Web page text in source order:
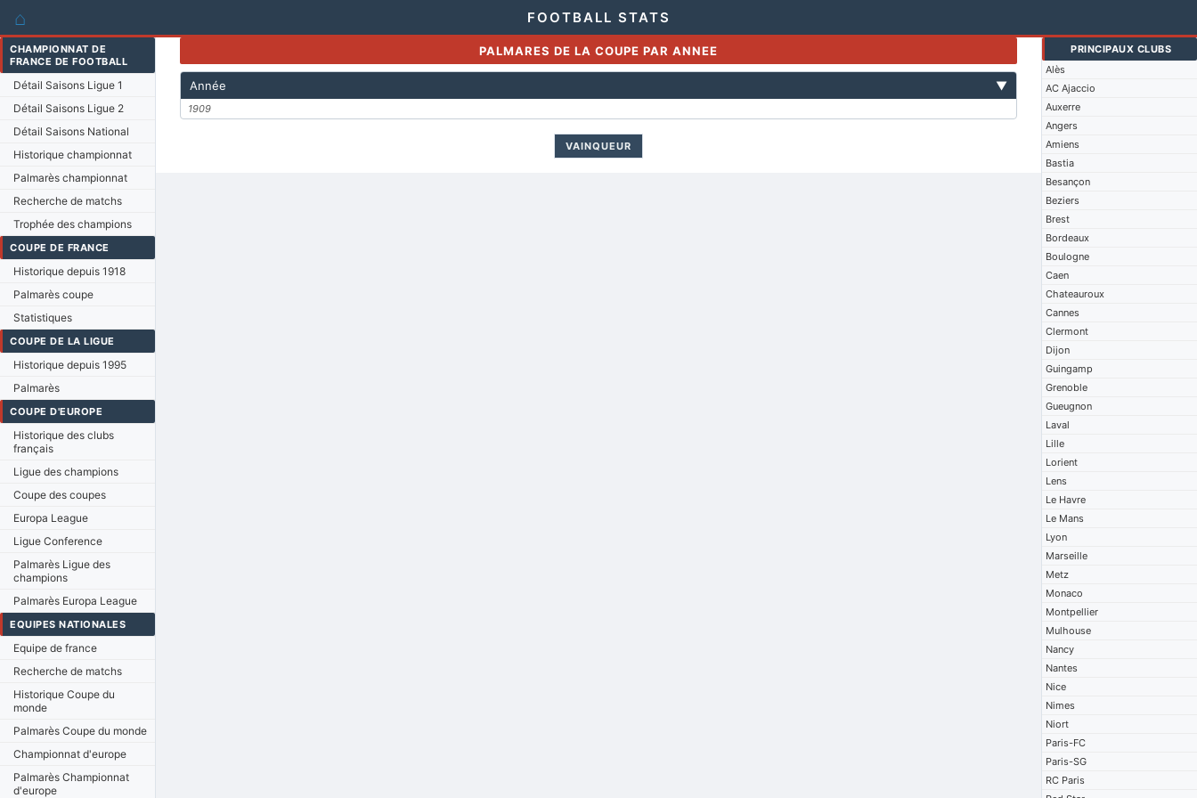
⌂ FOOTBALL STATS
CHAMPIONNAT DE
FRANCE DE FOOTBALL
Détail Saisons Ligue 1
Détail Saisons Ligue 2
Détail Saisons National
Historique championnat
Palmarès championnat
Recherche de matchs
Trophée des champions
COUPE DE FRANCE
Historique depuis 1918
Palmarès coupe
Statistiques
COUPE DE LA LIGUE
Historique depuis 1995
Palmarès
COUPE D'EUROPE
Historique des clubs
français
Ligue des champions
Coupe des coupes
Europa League
Ligue Conference
Palmarès Ligue des
champions
Palmarès Europa League
EQUIPES NATIONALES
Equipe de france
Recherche de matchs
Historique Coupe du
monde
Palmarès Coupe du monde
Championnat d'europe
Palmarès Championnat
d'europe
PRINCIPAUX CLUBS
Alès
AC Ajaccio
Auxerre
Angers
Amiens
Bastia
Besançon
Beziers
Brest
Bordeaux
Boulogne
Caen
Chateauroux
Cannes
Clermont
Dijon
Guingamp
Grenoble
Gueugnon
Laval
Lille
Lorient
Lens
Le Havre
Le Mans
Lyon
Marseille
Metz
Monaco
Montpellier
Mulhouse
Nancy
Nantes
Nice
Nimes
Niort
Paris-FC
Paris-SG
RC Paris
PALMARES DE LA COUPE PAR ANNEE
Année ▼
1909
VAINQUEUR